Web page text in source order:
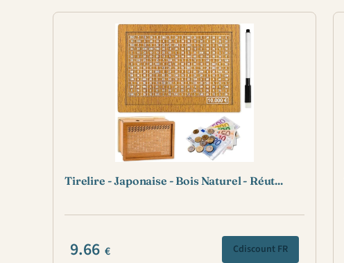
Tirelire - Japonaise - Bois Naturel - Réut...
9.66 € Cdiscount FR